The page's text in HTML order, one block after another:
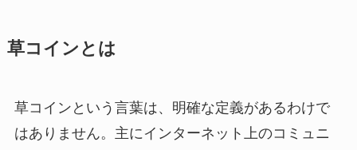
草コインとは
草コインという言葉は、明確な定義があるわけで
はありません。主にインターネット上のコミュニ